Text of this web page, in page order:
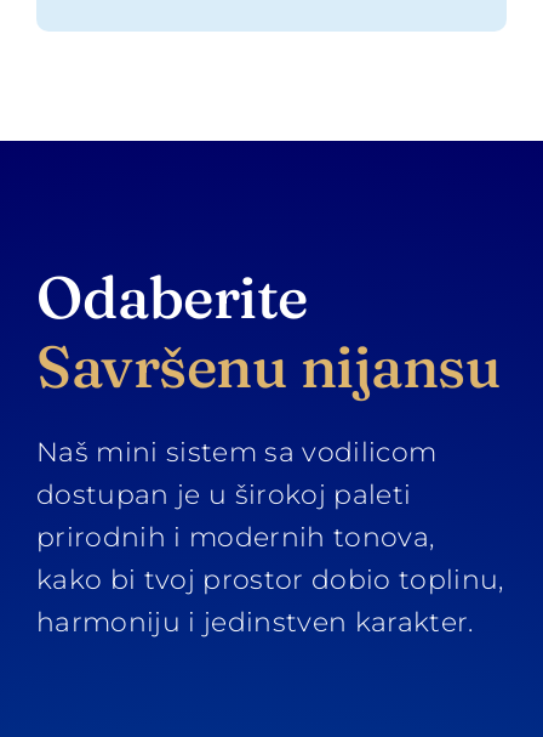
Odaberite
Savršenu nijansu
Naš mini sistem sa vodilicom
dostupan je u širokoj paleti
prirodnih i modernih tonova,
kako bi tvoj prostor dobio toplinu,
harmoniju i jedinstven karakter.